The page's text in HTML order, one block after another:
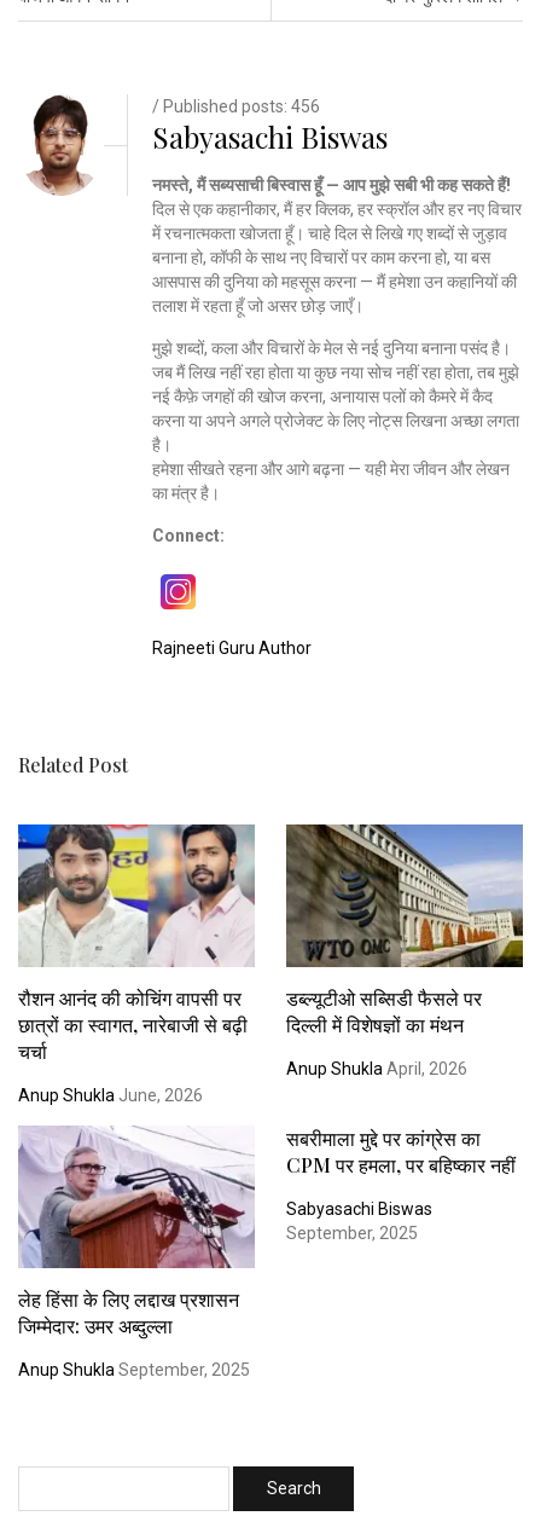
/ Published posts: 456
Sabyasachi Biswas
नमस्ते, मैं सब्यसाची बिस्वास हूँ — आप मुझे सबी भी कह सकते हैं!
दिल से एक कहानीकार, मैं हर क्लिक, हर स्क्रॉल और हर नए विचार
में रचनात्मकता खोजता हूँ। चाहे दिल से लिखे गए शब्दों से जुड़ाव
बनाना हो, कॉफी के साथ नए विचारों पर काम करना हो, या बस
आसपास की दुनिया को महसूस करना — मैं हमेशा उन कहानियों की
तलाश में रहता हूँ जो असर छोड़ जाएँ।
मुझे शब्दों, कला और विचारों के मेल से नई दुनिया बनाना पसंद है।
जब मैं लिख नहीं रहा होता या कुछ नया सोच नहीं रहा होता, तब मुझे
नई कैफ़े जगहों की खोज करना, अनायास पलों को कैमरे में कैद
करना या अपने अगले प्रोजेक्ट के लिए नोट्स लिखना अच्छा लगता
है।
हमेशा सीखते रहना और आगे बढ़ना — यही मेरा जीवन और लेखन
का मंत्र है।
Connect:
Rajneeti Guru Author
Related Post
रौशन आनंद की कोचिंग वापसी पर
छात्रों का स्वागत, नारेबाजी से बढ़ी
चर्चा
Anup Shukla June, 2026
डब्ल्यूटीओ सब्सिडी फैसले पर
दिल्ली में विशेषज्ञों का मंथन
Anup Shukla April, 2026
लेह हिंसा के लिए लद्दाख प्रशासन
जिम्मेदार: उमर अब्दुल्ला
Anup Shukla September, 2025
सबरीमाला मुद्दे पर कांग्रेस का
CPM पर हमला, पर बहिष्कार नहीं
Sabyasachi Biswas
September, 2025